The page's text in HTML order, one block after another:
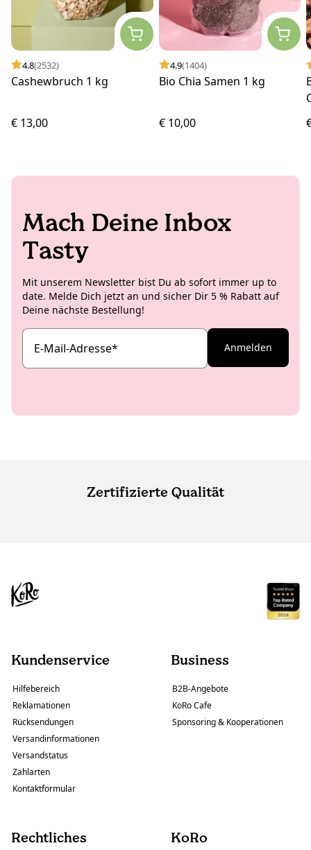
4.8(2532)
Cashewbruch 1 kg
€ 13,00
4.9(1404)
Bio Chia Samen 1 kg
€ 10,00
Mach Deine Inbox
Tasty
Mit unserem Newsletter bist Du ab sofort immer up to
date. Melde Dich jetzt an und sicher Dir 5 % Rabatt auf
Deine nächste Bestellung!
E-Mail-Adresse* Anmelden
Zertifizierte Qualität
Kundenservice
Hilfebereich
Reklamationen
Rücksendungen
Versandinformationen
Versandstatus
Zahlarten
Kontaktformular
Business
B2B-Angebote
KoRo Cafe
Sponsoring & Kooperationen
Rechtliches KoRo